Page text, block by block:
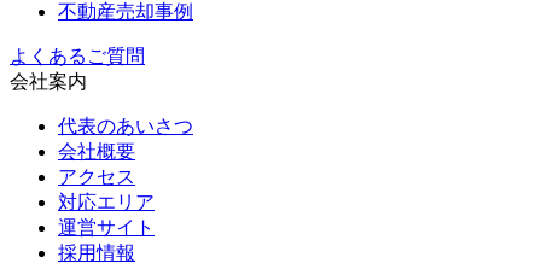
不動産売却事例
よくあるご質問
会社案内
代表のあいさつ
会社概要
アクセス
対応エリア
運営サイト
採用情報